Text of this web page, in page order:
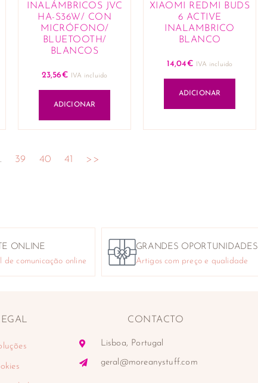
INALÁMBRICOS JVC
HA-S36W/ CON
MICRÓFONO/
BLUETOOTH/
BLANCOS
23,56€ IVA incluido
ADICIONAR
XIAOMI REDMI BUDS
6 ACTIVE
INALAMBRICO
BLANCO
14,04€ IVA incluido
ADICIONAR
39 40 41 >>
ONLINE
de comunicação online
GRANDES OPORTUNIDADES
Artigos com preço e qualidade
CONTACTO
Lisboa, Portugal
geral@moreanystuff.com